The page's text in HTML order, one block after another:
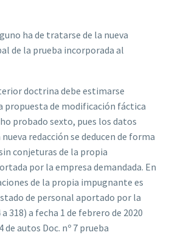
ha de tratarse de la nueva
de la prueba incorporada al
doctrina debe estimarse
propuesta de modif‌icación fáctica
probado sexto, pues los datos
redacción se deducen de forma
conjeturas de la propia
por la empresa demandada. En
de la propia impugnante es
de personal aportado por la
318) a fecha 1 de febrero de 2020
de autos Doc. nº 7 prueba